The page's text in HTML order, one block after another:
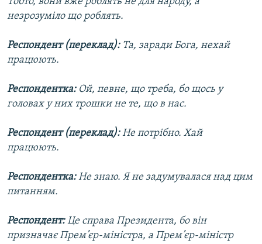
незрозуміло що роблять.
Респондент (переклад): Та, заради Бога, нехай
працюють.
Респондентка: Ой, певне, що треба, бо щось у
головах у них трошки не те, що в нас.
Респондент (переклад):Не потрібно. Хай
працюють.
Респондентка:Не знаю. Я не задумувалася над цим
питанням.
Респондент:Це справа Президента, бо він
призначає Прем’єр-міністра, а Прем’єр-міністр